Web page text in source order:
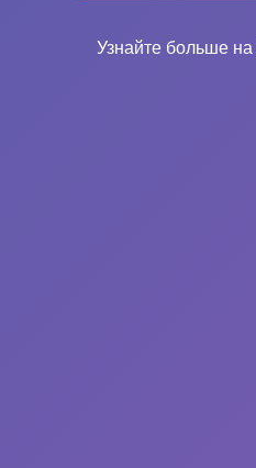
Узнайте больше на